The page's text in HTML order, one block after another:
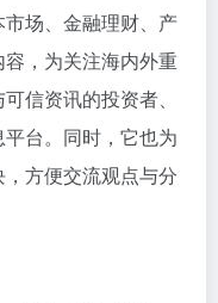
场、金融理财、产
，为关注海内外重
信资讯的投资者、
台。同时，它也为
方便交流观点与分